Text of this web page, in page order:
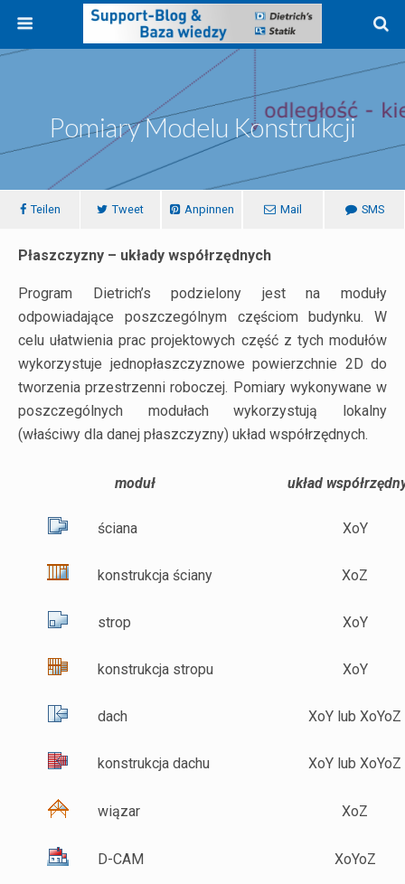
Pomiary Modelu Konstrukcji
Teilen Tweet Anpinnen Mail SMS
Płaszczyzny – układy współrzędnych
Program Dietrich’s podzielony jest na moduły
odpowiadające poszczególnym częściom budynku. W
celu ułatwienia prac projektowych część z tych modułów
wykorzystuje jednopłaszczyznowe powierzchnie 2D do
tworzenia przestrzenni roboczej. Pomiary wykonywane w
poszczególnych modułach wykorzystują lokalny
(właściwy dla danej płaszczyzny) układ współrzędnych.
moduł układ
ściana XoY
konstrukcja ściany XoZ
strop XoY
konstrukcja stropu XoY
dach XoY lub XoYoZ
konstrukcja dachu XoY lub XoYoZ
wiązar XoZ
D-CAM XoYoZ